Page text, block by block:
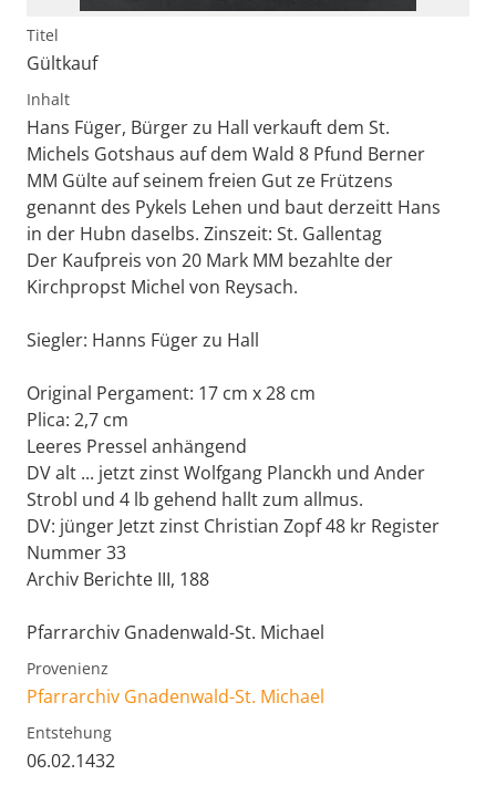
Titel
Gültkauf
Inhalt
Hans Füger, Bürger zu Hall verkauft dem St.
Michels Gotshaus auf dem Wald 8 Pfund Berner
MM Gülte auf seinem freien Gut ze Frützens
genannt des Pykels Lehen und baut derzeitt Hans
in der Hubn daselbs. Zinszeit: St. Gallentag
Der Kaufpreis von 20 Mark MM bezahlte der
Kirchpropst Michel von Reysach.
Siegler: Hanns Füger zu Hall
Original Pergament: 17 cm x 28 cm
Plica: 2,7 cm
Leeres Pressel anhängend
DV alt ... jetzt zinst Wolfgang Planckh und Ander
Strobl und 4 lb gehend hallt zum allmus.
DV: jünger Jetzt zinst Christian Zopf 48 kr Register
Nummer 33
Archiv Berichte III, 188
Pfarrarchiv Gnadenwald-St. Michael
Provenienz
Pfarrarchiv Gnadenwald-St. Michael
Entstehung
06.02.1432